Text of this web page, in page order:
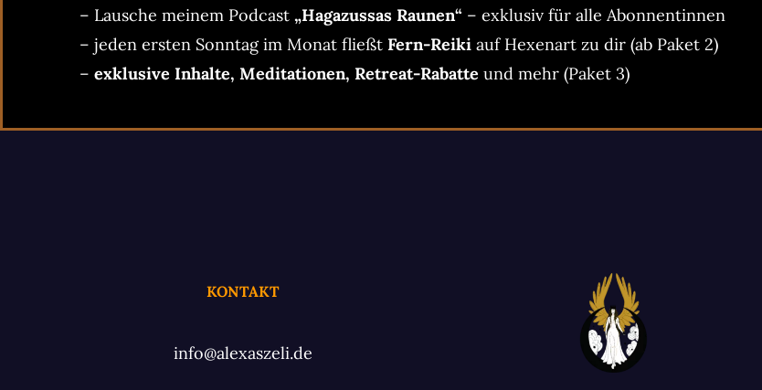
– Lausche meinem Podcast „Hagazussas Raunen“ – exklusiv für alle Abonnentinnen
– jeden ersten Sonntag im Monat fließt Fern-Reikiauf Hexenart zu dir (ab Paket 2)
– exklusive Inhalte, Meditationen, Retreat-Rabatte und mehr (Paket 3)
KONTAKT
info@alexaszeli.de